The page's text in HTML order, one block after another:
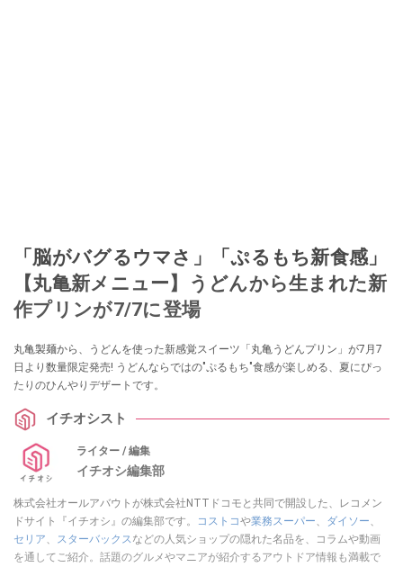
「脳がバグるウマさ」「ぷるもち新食感」
【丸亀新メニュー】うどんから生まれた新
作プリンが7/7に登場
丸亀製麺から、うどんを使った新感覚スイーツ「丸亀うどんプリン」が7月7
日より数量限定発売! うどんならではの"ぷるもち"食感が楽しめる、夏にぴっ
たりのひんやりデザートです。
イチオシスト
ライター / 編集
イチオシ編集部
株式会社オールアバウトが株式会社NTTドコモと共同で開設した、レコメン
ドサイト『イチオシ』の編集部です。
コストコや業務スーパー ダイソー
セリア
スターバックス などの人気ショップの隠れた名品を、コラムや動画
を通してご紹介。話題のグルメやマニアが紹介するアウトドア情報も満載で